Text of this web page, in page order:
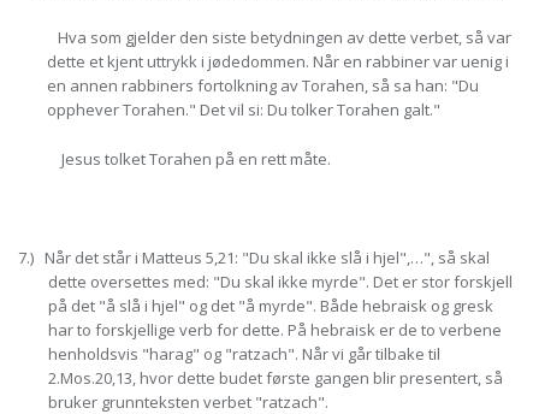
Hva som gjelder den siste betydningen av dette verbet, så var
dette et kjent uttrykk i jødedommen. Når en rabbiner var uenig i
en annen rabbiners fortolkning av Torahen, så sa han: "Du
opphever Torahen." Det vil si: Du tolker Torahen galt."
Jesus tolket Torahen på en rett måte.
7.) Når det står i Matteus 5,21: "Du skal ikke slå i hjel",…", så skal
dette oversettes med: "Du skal ikke myrde". Det er stor forskjell
på det "å slå i hjel" og det "å myrde". Både hebraisk og gresk
har to forskjellige verb for dette. På hebraisk er de to verbene
henholdsvis "harag" og "ratzach". Når vi går tilbake til
2.Mos.20,13, hvor dette budet første gangen blir presentert, så
bruker grunnteksten verbet "ratzach".